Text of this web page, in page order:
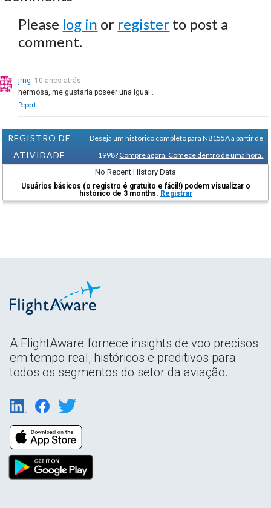
Please log in or register to post a
comment.
jrng 10 anos atrás
hermosa, me gustaria poseer una igual..
Report
REGISTRO DE
ATIVIDADE
Deseja um histórico completo para N8155A a partir de
1998? Compre agora. Comece dentro de uma hora.
No Recent History Data
Usuários básicos (o registro é gratuito e fácil!) podem visualizar o
histórico de 3 months. Registrar
A FlightAware fornece insights de voo precisos
em tempo real, históricos e preditivos para
todos os segmentos do setor da aviação.